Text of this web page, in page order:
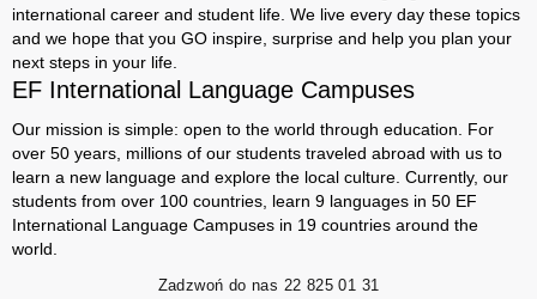
international career and student life. We live every day these topics
and we hope that you GO inspire, surprise and help you plan your
next steps in your life.
EF International Language Campuses
Our mission is simple: open to the world through education. For
over 50 years, millions of our students traveled abroad with us to
learn a new language and explore the local culture. Currently, our
students from over 100 countries, learn 9 languages ​​in 50 EF
International Language Campuses in 19 countries around the
world.
Zadzwoń do nas 22 825 01 31